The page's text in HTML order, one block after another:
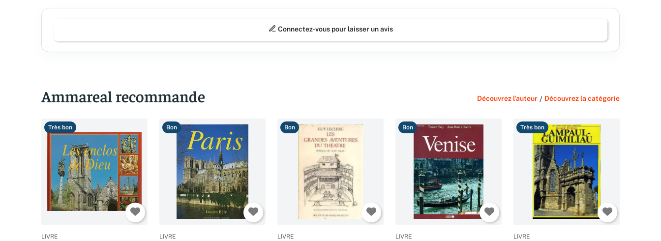
Connectez-vous pour laisser un avis
Ammareal recommande Découvrez l'auteur / Découvrez la catégorie
Très bon
LIVRE
Bon
LIVRE
Bon
LIVRE
Bon
LIVRE
Très bon
LIVRE